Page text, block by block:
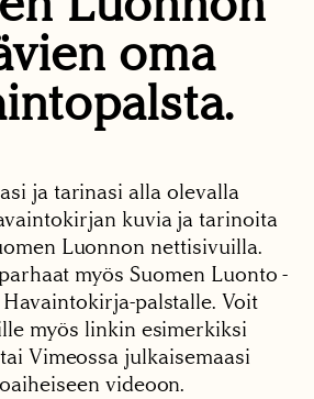
oma
ja tarinasi alla olevalla
kuvia ja tarinoita
Luonnon nettisivuilla.
myös Suomen Luonto -
palstalle. Voit
myös linkin esimerkiksi
Vimeossa julkaisemaasi
videoon.